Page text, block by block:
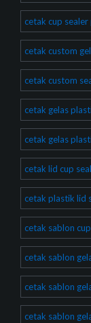
cetak cup
cetak custom
cetak custom
cetak gelas
cetak gelas
cetak lid cup
cetak plastik lid
cetak sablon
cetak sablon
cetak sablon
cetak sablon